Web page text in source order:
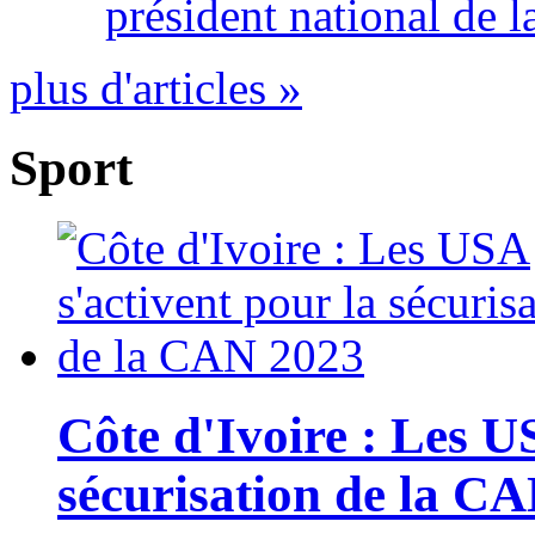
président national de
plus d'articles »
Sport
Côte d'Ivoire : Les
sécurisation de la